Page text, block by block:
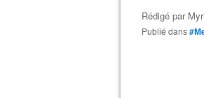
Rédigé par
Publié dans